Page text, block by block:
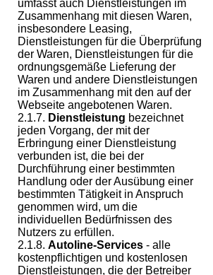
umfasst auch Dienstleistungen im
Zusammenhang mit diesen Waren,
insbesondere Leasing,
Dienstleistungen für die Überprüfung
der Waren, Dienstleistungen für die
ordnungsgemäße Lieferung der
Waren und andere Dienstleistungen
im Zusammenhang mit den auf der
Webseite angebotenen Waren.
Dienstleistung bezeichnet
jeden Vorgang, der mit der
Erbringung einer Dienstleistung
verbunden ist, die bei der
Durchführung einer bestimmten
Handlung oder der Ausübung einer
bestimmten Tätigkeit in Anspruch
genommen wird, um die
individuellen Bedürfnissen des
Nutzers zu erfüllen.
Autoline-Services - alle
kostenpflichtigen und kostenlosen
Dienstleistungen, die der Betreiber